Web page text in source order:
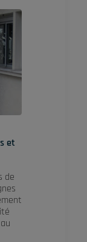
et
de